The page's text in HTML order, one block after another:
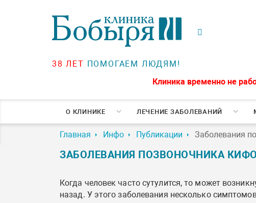
38 ЛЕТ ПОМОГАЕМ ЛЮДЯМ!
Клиника временно не
О КЛИНИКЕ ЛЕЧЕНИЕ ЗАБОЛЕВАНИЙ
Главная Инфо Публикации Заболевания
ЗАБОЛЕВАНИЯ ПОЗВОНОЧНИКА
Когда человек часто сутулится, то может
назад. У этого заболевания несколько